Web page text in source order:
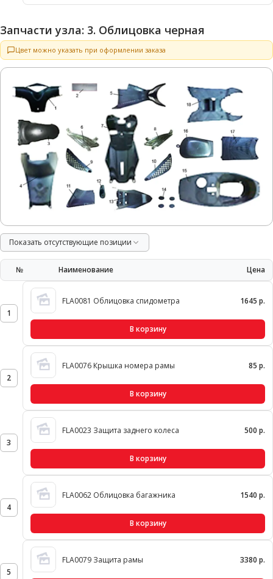
Запчасти узла: 3. Облицовка черная
Цвет можно указать при оформлении заказа
Показать отсутствующие позиции
№ Наименование Цена
1
FLA0081 Облицовка спидометра 1645 р.
В корзину
2
FLA0076 Крышка номера рамы 85 р.
В корзину
3
FLA0023 Защита заднего колеса 500 р.
В корзину
4
FLA0062 Облицовка багажника 1540 р.
В корзину
5
FLA0079 Защита рамы 3380 р.